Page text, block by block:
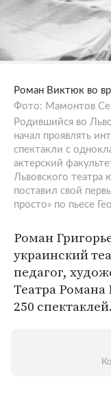
Роман Виктюк во
Фото: Мамонтов
Родившийся во
начал проявлять
спектакли с
актерский
Львовского
поставил свой
просто» по пьесе
Роман
украинский
педагог,
Театра Романа
250 спектаклей.